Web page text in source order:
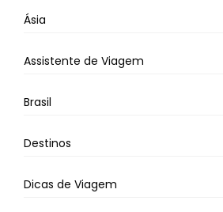
Ásia
Assistente de Viagem
Brasil
Destinos
Dicas de Viagem